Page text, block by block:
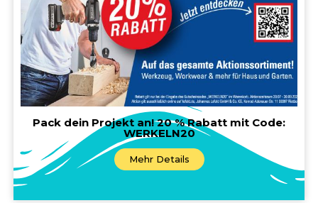
Pack dein Projekt an! 20 % Rabatt mit Code:
WERKELN20
Mehr Details